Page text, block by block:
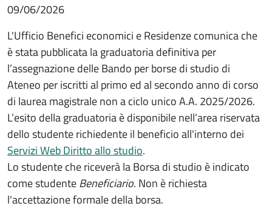
Paragrafo
09/06/2026
L'Ufficio Benefici economici e Residenze comunica che
è stata pubblicata la graduatoria definitiva per
l’assegnazione delle Bando per borse di studio di
Ateneo per iscritti al primo ed al secondo anno di corso
di laurea magistrale non a ciclo unico A.A. 2025/2026.
L’esito della graduatoria è disponibile nell’area riservata
dello studente richiedente il beneficio all'interno dei
Servizi Web Diritto allo studio.
Lo studente che riceverà la Borsa di studio è indicato
come studenteBeneficiario. Non è richiesta
l'accettazione formale della borsa.